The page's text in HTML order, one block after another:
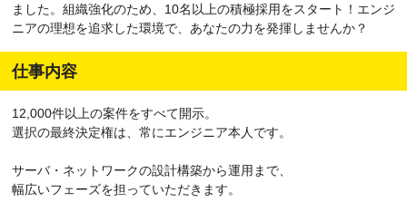
ました。組織強化のため、10名以上の積極採用をスタート！エンジ
ニアの理想を追求した環境で、あなたの力を発揮しませんか？
仕事内容
12,000件以上の案件をすべて開示。
選択の最終決定権は、常にエンジニア本人です。
サーバ・ネットワークの設計構築から運用まで、
幅広いフェーズを担っていただきます。